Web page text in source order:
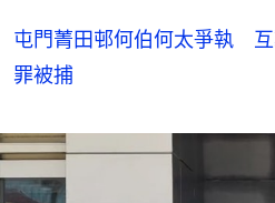
屯門菁田邨何伯何太爭執
罪被捕